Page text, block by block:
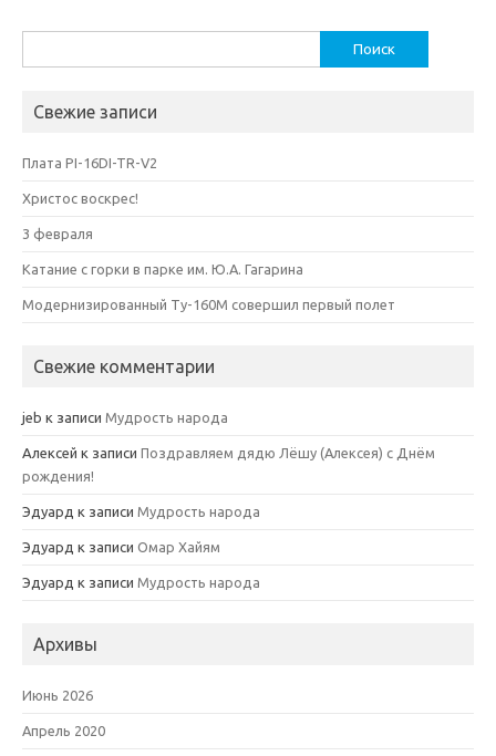
Свежие записи
Плата PI-16DI-TR-V2
Христос воскрес!
3 февраля
Катание с горки в парке им. Ю.А. Гагарина
Модернизированный Ту-160М совершил первый полет
Свежие комментарии
jeb к записи Мудрость народа
Алексей к записи Поздравляем дядю Лёшу (Алексея) с Днём
рождения!
Эдуард к записи Мудрость народа
Эдуард к записи Омар Хайям
Эдуард к записи Мудрость народа
Архивы
Июнь 2026
Апрель 2020